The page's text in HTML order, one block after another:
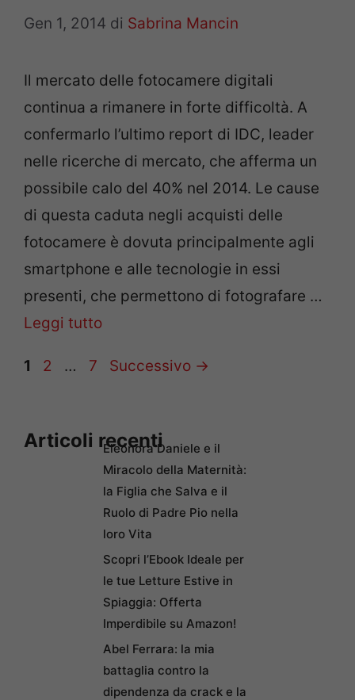
Gen 1, 2014 di Sabrina Mancin
Il mercato delle fotocamere digitali
continua a rimanere in forte difficoltà. A
confermarlo l’ultimo report di IDC, leader
nelle ricerche di mercato, che afferma un
possibile calo del 40% nel 2014. Le cause
di questa caduta negli acquisti delle
fotocamere è dovuta principalmente agli
smartphone e alle tecnologie in essi
presenti, che permettono di fotografare …
Leggi tutto
Pagina
1 Pagina
2 … Pagina
7 Successivo →
Articoli recentiEleonora Daniele e il
Miracolo della Maternità:
la Figlia che Salva e il
Ruolo di Padre Pio nella
loro Vita
Scopri l’Ebook Ideale per
le tue Letture Estive in
Spiaggia: Offerta
Imperdibile su Amazon!
Abel Ferrara: la mia
battaglia contro la
dipendenza da crack e la